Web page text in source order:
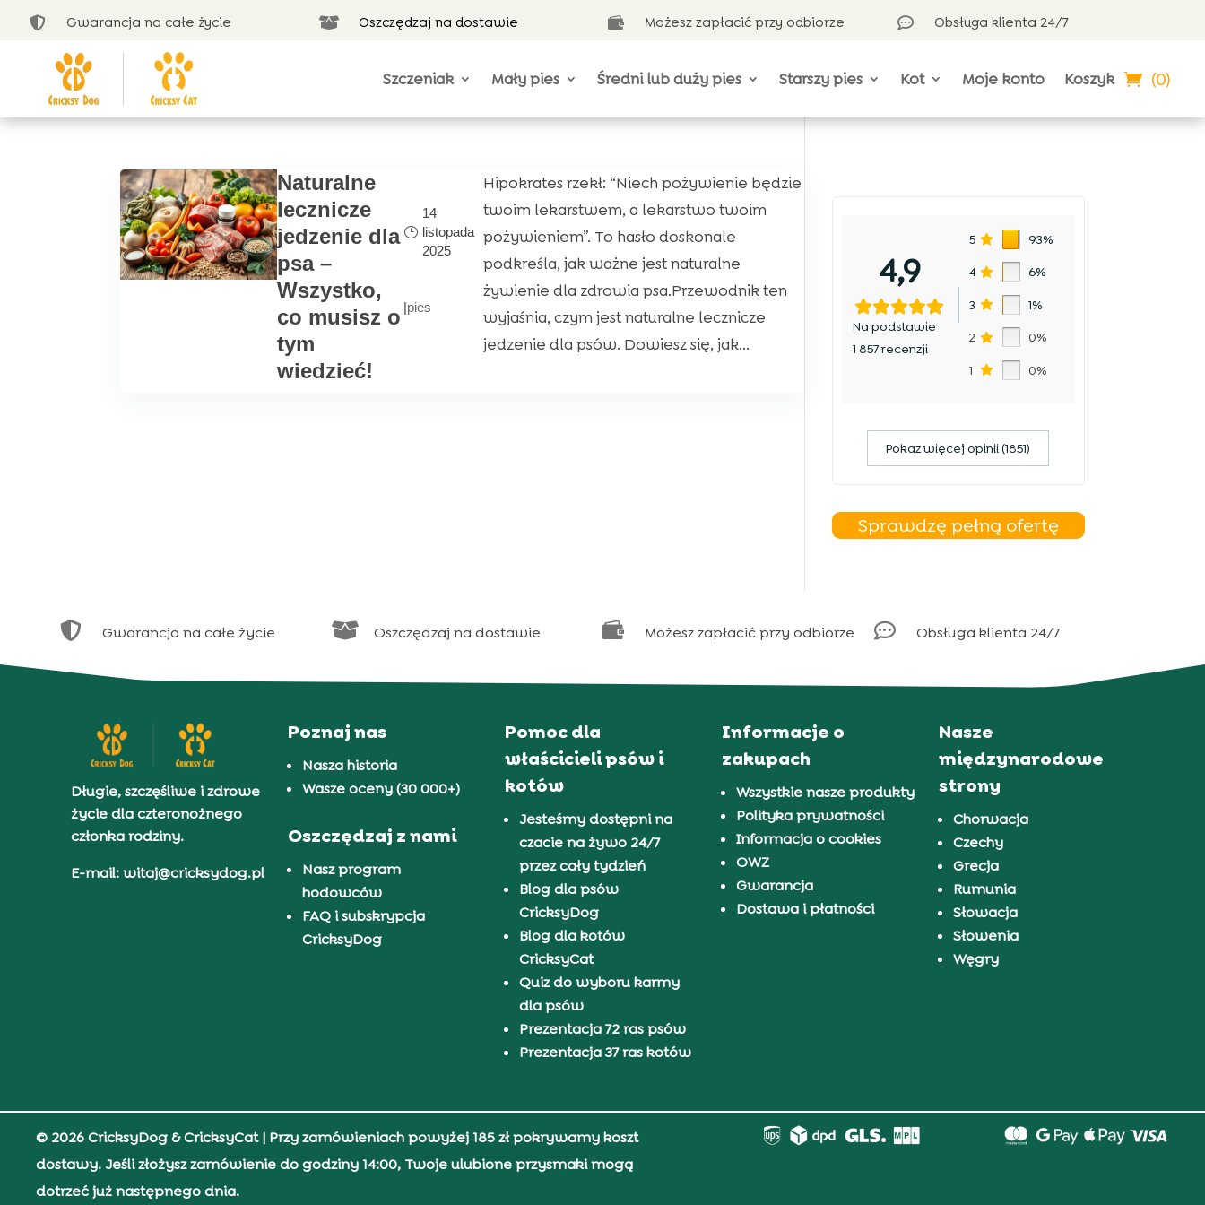
 Gwarancja na całe życie  Oszczędzaj na dostawie  Możesz zapłacić przy odbiorze  Obsługa klienta 24/7
Szczeniak Mały pies Średni lub duży pies Starszy pies Kot Moje konto Koszyk (0)
Naturalne
lecznicze
jedzenie dla
psa –
Wszystko,
co musisz o
tym
wiedzieć!
14
listopada
2025
|pies
Hipokrates rzekł: “Niech pożywienie będzie
twoim lekarstwem, a lekarstwo twoim
pożywieniem”. To hasło doskonale
podkreśla, jak ważne jest naturalne
żywienie dla zdrowia psa.Przewodnik ten
wyjaśnia, czym jest naturalne lecznicze
jedzenie dla psów. Dowiesz się, jak...
4,9
Na podstawie
1 857 recenzji
5 93%
4 6%
3 1%
2 0%
1 0%
Pokaz więcej opinii (1851)
Sprawdzę pełną ofertę
 Gwarancja na całe życie  Oszczędzaj na dostawie  Możesz zapłacić przy odbiorze  Obsługa klienta 24/7
Długie, szczęśliwe i zdrowe
życie dla czteronożnego
członka rodziny.
E-mail: witaj@cricksydog.pl
Poznaj nas
Nasza historia
Wasze oceny (30 000+)
Oszczędzaj z nami
Nasz program
hodowców
FAQ i subskrypcja
CricksyDog
Pomoc dla
właścicieli psów i
kotów
Jesteśmy dostępni na
czacie na żywo 24/7
przez cały tydzień
Blog dla psów
CricksyDog
Blog dla kotów
CricksyCat
Quiz do wyboru karmy
dla psów
Prezentacja 72 ras psów
Prezentacja 37 ras kotów
Informacje o
zakupach
Wszystkie nasze produkty
Polityka prywatności
Informacja o cookies
OWZ
Gwarancja
Dostawa i płatności
Nasze
międzynarodowe
strony
Chorwacja
Czechy
Grecja
Rumunia
Słowacja
Słowenia
Węgry
© 2026 CricksyDog & CricksyCat| Przy zamówieniach powyżej 185 zł pokrywamy koszt
dostawy. Jeśli złożysz zamówienie do godziny 14:00, Twoje ulubione przysmaki mogą
dotrzeć już następnego dnia.